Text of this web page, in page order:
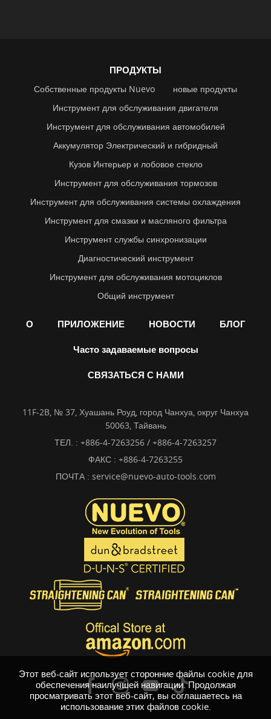
Этот веб-сайт использует сторонние файлы cookie для
обеспечения наилучшей навигации. Продолжая
просматривать этот веб-сайт, вы соглашаетесь на
использование этих файлов cookie.
ПРОДУКТЫ
Собственные продукты Nuevo
новые продукты
Инструмент для обслуживания двигателя
Инструмент для обслуживания автомобилей
Аккумулятор Электрический и гибридный
Кузов Интерьер и лобовое стекло
Инструмент для обслуживания тормозов
Инструмент для обслуживания системы охлаждения
Инструмент для смазки и масляного фильтра
Инструмент службы синхронизации
Диагностический инструмент
Инструмент для обслуживания мотоциклов
Общий инструмент
О ПРИЛОЖЕНИЕ НОВОСТИ БЛОГ
Часто задаваемые вопросы
СВЯЗАТЬСЯ С НАМИ
11F-2B, № 37, Хуашань Роуд, город Чанхуа, округ Чанхуа
50063, Тайвань
ТЕЛ. : +886-4-7263256 / +886-4-7263257
ФАКС : +886-4-7263255
ПОЧТА : service@nuevo-auto-tools.com